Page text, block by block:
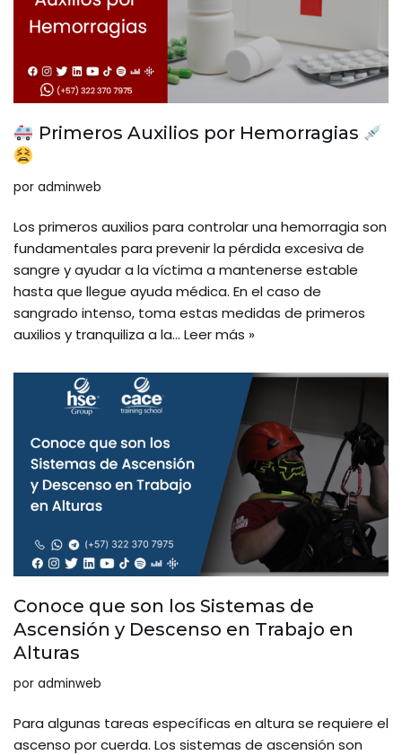
Primeros Auxilios por Hemorragias
por adminweb
Los primeros auxilios para controlar una hemorragia son
fundamentales para prevenir la pérdida excesiva de
sangre y ayudar a la víctima a mantenerse estable
hasta que llegue ayuda médica. En el caso de
sangrado intenso, toma estas medidas de primeros
auxilios y tranquiliza a la… Leer más »
Conoce que son los Sistemas de
Ascensión y Descenso en Trabajo en
Alturas
por adminweb
Para algunas tareas específicas en altura se requiere el
ascenso por cuerda. Los sistemas de ascensión son